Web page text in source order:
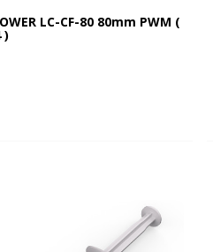
LC-CF-80 80mm PWM (
)